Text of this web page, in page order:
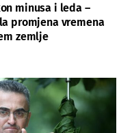
minusa i leda –
promjena vremena
zemlje